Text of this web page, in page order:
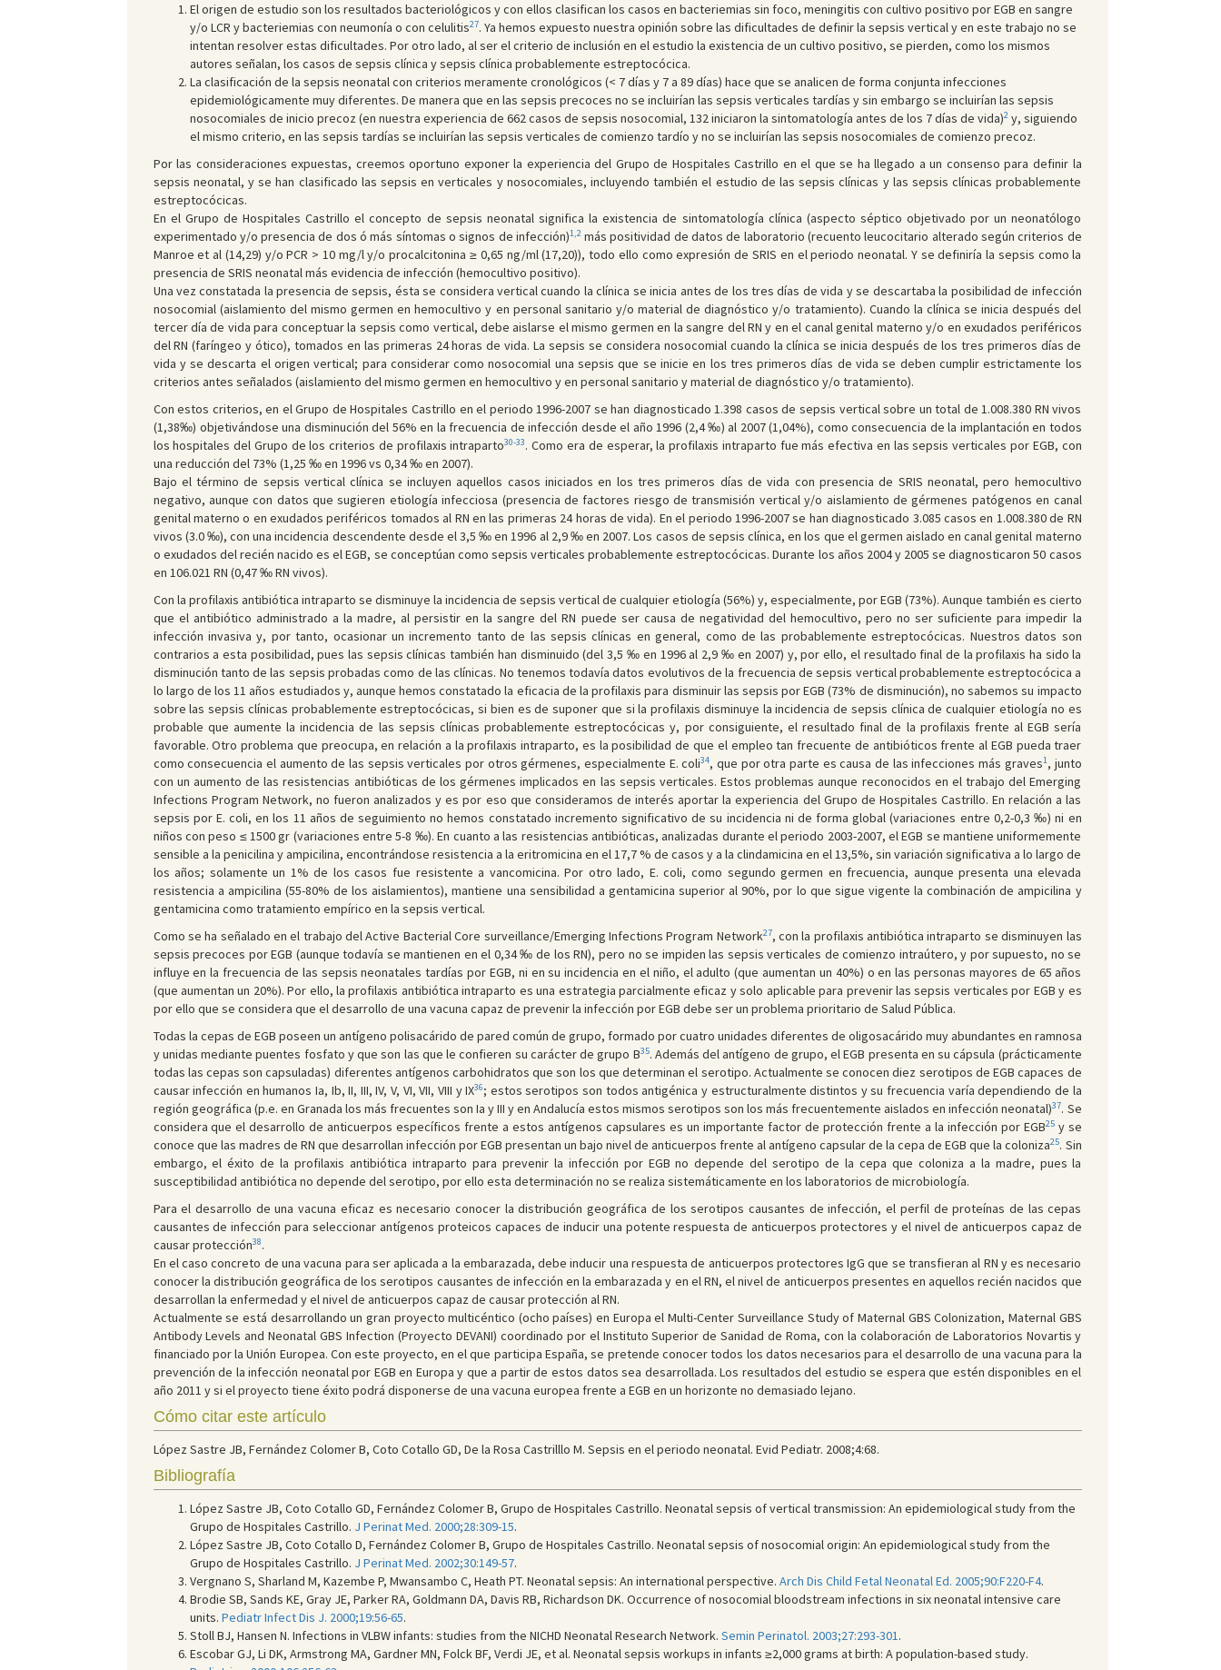
El origen de estudio son los resultados bacteriológicos y con ellos clasifican los casos en bacteriemias sin foco, meningitis con cultivo positivo por EGB en sangre
y/o LCR y bacteriemias con neumonía o con celulitis27. Ya hemos expuesto nuestra opinión sobre las dificultades de definir la sepsis vertical y en este trabajo no se
intentan resolver estas dificultades. Por otro lado, al ser el criterio de inclusión en el estudio la existencia de un cultivo positivo, se pierden, como los mismos
autores señalan, los casos de sepsis clínica y sepsis clínica probablemente estreptocócica.
La clasificación de la sepsis neonatal con criterios meramente cronológicos (< 7 días y 7 a 89 días) hace que se analicen de forma conjunta infecciones
epidemiológicamente muy diferentes. De manera que en las sepsis precoces no se incluirían las sepsis verticales tardías y sin embargo se incluirían las sepsis
nosocomiales de inicio precoz (en nuestra experiencia de 662 casos de sepsis nosocomial, 132 iniciaron la sintomatología antes de los 7 días de vida)2y, siguiendo
el mismo criterio, en las sepsis tardías se incluirían las sepsis verticales de comienzo tardío y no se incluirían las sepsis nosocomiales de comienzo precoz.
Por las consideraciones expuestas, creemos oportuno exponer la experiencia del Grupo de Hospitales Castrillo en el que se ha llegado a un consenso para definir la
sepsis neonatal, y se han clasificado las sepsis en verticales y nosocomiales, incluyendo también el estudio de las sepsis clínicas y las sepsis clínicas probablemente
estreptocócicas.
En el Grupo de Hospitales Castrillo el concepto de sepsis neonatal significa la existencia de sintomatología clínica (aspecto séptico objetivado por un neonatólogo
experimentado y/o presencia de dos ó más síntomas o signos de infección)1,2más positividad de datos de laboratorio (recuento leucocitario alterado según criterios de
Manroe et al (14,29) y/o PCR > 10 mg/l y/o procalcitonina ≥ 0,65 ng/ml (17,20)), todo ello como expresión de SRIS en el periodo neonatal. Y se definiría la sepsis como la
presencia de SRIS neonatal más evidencia de infección (hemocultivo positivo).
Una vez constatada la presencia de sepsis, ésta se considera vertical cuando la clínica se inicia antes de los tres días de vida y se descartaba la posibilidad de infección
nosocomial (aislamiento del mismo germen en hemocultivo y en personal sanitario y/o material de diagnóstico y/o tratamiento). Cuando la clínica se inicia después del
tercer día de vida para conceptuar la sepsis como vertical, debe aislarse el mismo germen en la sangre del RN y en el canal genital materno y/o en exudados periféricos
del RN (faríngeo y ótico), tomados en las primeras 24 horas de vida. La sepsis se considera nosocomial cuando la clínica se inicia después de los tres primeros días de
vida y se descarta el origen vertical; para considerar como nosocomial una sepsis que se inicie en los tres primeros días de vida se deben cumplir estrictamente los
criterios antes señalados (aislamiento del mismo germen en hemocultivo y en personal sanitario y material de diagnóstico y/o tratamiento).
Con estos criterios, en el Grupo de Hospitales Castrillo en el periodo 1996-2007 se han diagnosticado 1.398 casos de sepsis vertical sobre un total de 1.008.380 RN vivos
(1,38‰) objetivándose una disminución del 56% en la frecuencia de infección desde el año 1996 (2,4 ‰) al 2007 (1,04%), como consecuencia de la implantación en todos
los hospitales del Grupo de los criterios de profilaxis intraparto30-33. Como era de esperar, la profilaxis intraparto fue más efectiva en las sepsis verticales por EGB, con
una reducción del 73% (1,25 ‰ en 1996 vs 0,34 ‰ en 2007).
Bajo el término de sepsis vertical clínica se incluyen aquellos casos iniciados en los tres primeros días de vida con presencia de SRIS neonatal, pero hemocultivo
negativo, aunque con datos que sugieren etiología infecciosa (presencia de factores riesgo de transmisión vertical y/o aislamiento de gérmenes patógenos en canal
genital materno o en exudados periféricos tomados al RN en las primeras 24 horas de vida). En el periodo 1996-2007 se han diagnosticado 3.085 casos en 1.008.380 de RN
vivos (3.0 ‰), con una incidencia descendente desde el 3,5 ‰ en 1996 al 2,9 ‰ en 2007. Los casos de sepsis clínica, en los que el germen aislado en canal genital materno
o exudados del recién nacido es el EGB, se conceptúan como sepsis verticales probablemente estreptocócicas. Durante los años 2004 y 2005 se diagnosticaron 50 casos
en 106.021 RN (0,47 ‰ RN vivos).
Con la profilaxis antibiótica intraparto se disminuye la incidencia de sepsis vertical de cualquier etiología (56%) y, especialmente, por EGB (73%). Aunque también es cierto
que el antibiótico administrado a la madre, al persistir en la sangre del RN puede ser causa de negatividad del hemocultivo, pero no ser suficiente para impedir la
infección invasiva y, por tanto, ocasionar un incremento tanto de las sepsis clínicas en general, como de las probablemente estreptocócicas. Nuestros datos son
contrarios a esta posibilidad, pues las sepsis clínicas también han disminuido (del 3,5 ‰ en 1996 al 2,9 ‰ en 2007) y, por ello, el resultado final de la profilaxis ha sido la
disminución tanto de las sepsis probadas como de las clínicas. No tenemos todavía datos evolutivos de la frecuencia de sepsis vertical probablemente estreptocócica a
lo largo de los 11 años estudiados y, aunque hemos constatado la eficacia de la profilaxis para disminuir las sepsis por EGB (73% de disminución), no sabemos su impacto
sobre las sepsis clínicas probablemente estreptocócicas, si bien es de suponer que si la profilaxis disminuye la incidencia de sepsis clínica de cualquier etiología no es
probable que aumente la incidencia de las sepsis clínicas probablemente estreptocócicas y, por consiguiente, el resultado final de la profilaxis frente al EGB sería
favorable. Otro problema que preocupa, en relación a la profilaxis intraparto, es la posibilidad de que el empleo tan frecuente de antibióticos frente al EGB pueda traer
como consecuencia el aumento de las sepsis verticales por otros gérmenes, especialmente E. coli34, que por otra parte es causa de las infecciones más graves1, junto
con un aumento de las resistencias antibióticas de los gérmenes implicados en las sepsis verticales. Estos problemas aunque reconocidos en el trabajo del Emerging
Infections Program Network, no fueron analizados y es por eso que consideramos de interés aportar la experiencia del Grupo de Hospitales Castrillo. En relación a las
sepsis por E. coli, en los 11 años de seguimiento no hemos constatado incremento significativo de su incidencia ni de forma global (variaciones entre 0,2-0,3 ‰) ni en
niños con peso ≤ 1500 gr (variaciones entre 5-8 ‰). En cuanto a las resistencias antibióticas, analizadas durante el periodo 2003-2007, el EGB se mantiene uniformemente
sensible a la penicilina y ampicilina, encontrándose resistencia a la eritromicina en el 17,7 % de casos y a la clindamicina en el 13,5%, sin variación significativa a lo largo de
los años; solamente un 1% de los casos fue resistente a vancomicina. Por otro lado, E. coli, como segundo germen en frecuencia, aunque presenta una elevada
resistencia a ampicilina (55-80% de los aislamientos), mantiene una sensibilidad a gentamicina superior al 90%, por lo que sigue vigente la combinación de ampicilina y
gentamicina como tratamiento empírico en la sepsis vertical.
Como se ha señalado en el trabajo del Active Bacterial Core surveillance/Emerging Infections Program Network27, con la profilaxis antibiótica intraparto se disminuyen las
sepsis precoces por EGB (aunque todavía se mantienen en el 0,34 ‰ de los RN), pero no se impiden las sepsis verticales de comienzo intraútero, y por supuesto, no se
influye en la frecuencia de las sepsis neonatales tardías por EGB, ni en su incidencia en el niño, el adulto (que aumentan un 40%) o en las personas mayores de 65 años
(que aumentan un 20%). Por ello, la profilaxis antibiótica intraparto es una estrategia parcialmente eficaz y solo aplicable para prevenir las sepsis verticales por EGB y es
por ello que se considera que el desarrollo de una vacuna capaz de prevenir la infección por EGB debe ser un problema prioritario de Salud Pública.
Todas la cepas de EGB poseen un antígeno polisacárido de pared común de grupo, formado por cuatro unidades diferentes de oligosacárido muy abundantes en ramnosa
y unidas mediante puentes fosfato y que son las que le confieren su carácter de grupo B35. Además del antígeno de grupo, el EGB presenta en su cápsula (prácticamente
todas las cepas son capsuladas) diferentes antígenos carbohidratos que son los que determinan el serotipo. Actualmente se conocen diez serotipos de EGB capaces de
causar infección en humanos Ia, Ib, II, III, IV, V, VI, VII, VIII y IX36; estos serotipos son todos antigénica y estructuralmente distintos y su frecuencia varía dependiendo de la
región geográfica (p.e. en Granada los más frecuentes son Ia y III y en Andalucía estos mismos serotipos son los más frecuentemente aislados en infección neonatal)37. Se
considera que el desarrollo de anticuerpos específicos frente a estos antígenos capsulares es un importante factor de protección frente a la infección por EGB25y se
conoce que las madres de RN que desarrollan infección por EGB presentan un bajo nivel de anticuerpos frente al antígeno capsular de la cepa de EGB que la coloniza25. Sin
embargo, el éxito de la profilaxis antibiótica intraparto para prevenir la infección por EGB no depende del serotipo de la cepa que coloniza a la madre, pues la
susceptibilidad antibiótica no depende del serotipo, por ello esta determinación no se realiza sistemáticamente en los laboratorios de microbiología.
Para el desarrollo de una vacuna eficaz es necesario conocer la distribución geográfica de los serotipos causantes de infección, el perfil de proteínas de las cepas
causantes de infección para seleccionar antígenos proteicos capaces de inducir una potente respuesta de anticuerpos protectores y el nivel de anticuerpos capaz de
causar protección38.
En el caso concreto de una vacuna para ser aplicada a la embarazada, debe inducir una respuesta de anticuerpos protectores IgG que se transfieran al RN y es necesario
conocer la distribución geográfica de los serotipos causantes de infección en la embarazada y en el RN, el nivel de anticuerpos presentes en aquellos recién nacidos que
desarrollan la enfermedad y el nivel de anticuerpos capaz de causar protección al RN.
Actualmente se está desarrollando un gran proyecto multicéntico (ocho países) en Europa el Multi-Center Surveillance Study of Maternal GBS Colonization, Maternal GBS
Antibody Levels and Neonatal GBS Infection (Proyecto DEVANI) coordinado por el Instituto Superior de Sanidad de Roma, con la colaboración de Laboratorios Novartis y
financiado por la Unión Europea. Con este proyecto, en el que participa España, se pretende conocer todos los datos necesarios para el desarrollo de una vacuna para la
prevención de la infección neonatal por EGB en Europa y que a partir de estos datos sea desarrollada. Los resultados del estudio se espera que estén disponibles en el
año 2011 y si el proyecto tiene éxito podrá disponerse de una vacuna europea frente a EGB en un horizonte no demasiado lejano.
Cómo citar este artículo
López Sastre JB, Fernández Colomer B, Coto Cotallo GD, De la Rosa Castrilllo M. Sepsis en el periodo neonatal. Evid Pediatr. 2008;4:68.
Bibliografía
López Sastre JB, Coto Cotallo GD, Fernández Colomer B, Grupo de Hospitales Castrillo. Neonatal sepsis of vertical transmission: An epidemiological study from the
Grupo de Hospitales Castrillo. J Perinat Med. 2000;28:309-15.
López Sastre JB, Coto Cotallo D, Fernández Colomer B, Grupo de Hospitales Castrillo. Neonatal sepsis of nosocomial origin: An epidemiological study from the
Grupo de Hospitales Castrillo. J Perinat Med. 2002;30:149-57.
Vergnano S, Sharland M, Kazembe P, Mwansambo C, Heath PT. Neonatal sepsis: An international perspective. Arch Dis Child Fetal Neonatal Ed. 2005;90:F220-F4.
Brodie SB, Sands KE, Gray JE, Parker RA, Goldmann DA, Davis RB, Richardson DK. Occurrence of nosocomial bloodstream infections in six neonatal intensive care
units. Pediatr Infect Dis J. 2000;19:56-65.
Stoll BJ, Hansen N. Infections in VLBW infants: studies from the NICHD Neonatal Research Network. Semin Perinatol. 2003;27:293-301.
Escobar GJ, Li DK, Armstrong MA, Gardner MN, Folck BF, Verdi JE, et al. Neonatal sepsis workups in infants ≥2,000 grams at birth: A population-based study.